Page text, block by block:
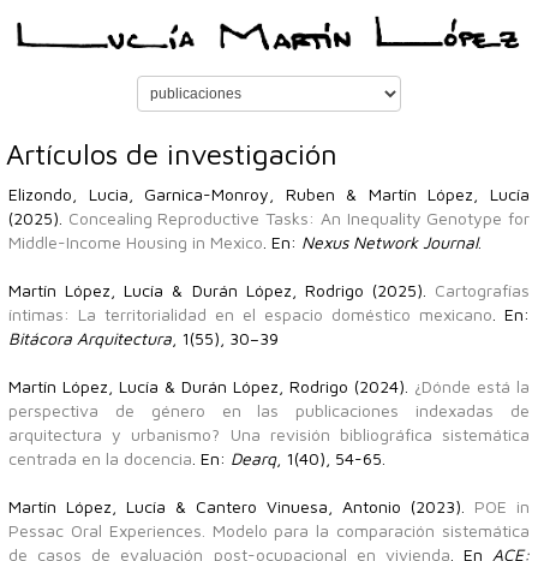
Artículos de investigación
Elizondo, Lucia, Garnica-Monroy, Ruben & Martín López, Lucía
(2025). Concealing Reproductive Tasks: An Inequality Genotype for
Middle-Income Housing in Mexico . En: Nexus Network Journal.
Martín López, Lucía & Durán López, Rodrigo (2025). Cartografías
íntimas: La territorialidad en el espacio doméstico mexicano . En:
Bitácora Arquitectura , 1(55), 30–39
Martín López, Lucía & Durán López, Rodrigo (2024). ¿Dónde está la
perspectiva de género en las publicaciones indexadas de
arquitectura y urbanismo? Una revisión bibliográfica sistemática
centrada en la docencia . En: Dearq, 1(40), 54-65.
Martín López, Lucía & Cantero Vinuesa, Antonio (2023). POE in
Pessac Oral Experiences. Modelo para la comparación sistemática
de casos de evaluación post-ocupacional en vivienda . En ACE: